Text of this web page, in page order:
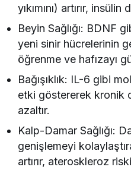
yıkımını) artırır, insülin
Beyin Sağlığı: BDNF
yeni sinir hücrelerinin
öğrenme ve hafızayı
Bağışıklık: IL-6 gibi
etki göstererek kronik
azaltır.
Kalp-Damar Sağlığı:
genişlemeyi
artırır, ateroskleroz